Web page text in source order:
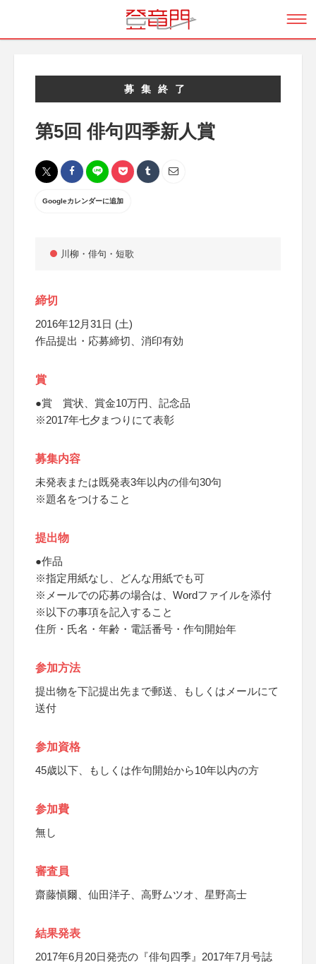
募集終了
第5回 俳句四季新人賞
Googleカレンダーに追加
川柳・俳句・短歌
締切
2016年12月31日 (土)
作品提出・応募締切、消印有効
賞
●賞 賞状、賞金10万円、記念品
※2017年七夕まつりにて表彰
募集内容
未発表または既発表3年以内の俳句30句
※題名をつけること
提出物
●作品
※指定用紙なし、どんな用紙でも可
※メールでの応募の場合は、Wordファイルを添付
※以下の事項を記入すること
住所・氏名・年齢・電話番号・作句開始年
参加方法
提出物を下記提出先まで郵送、もしくはメールにて
送付
参加資格
45歳以下、もしくは作句開始から10年以内の方
参加費
無し
審査員
齋藤愼爾、仙田洋子、高野ムツオ、星野高士
結果発表
2017年6月20日発売の『俳句四季』2017年7月号誌